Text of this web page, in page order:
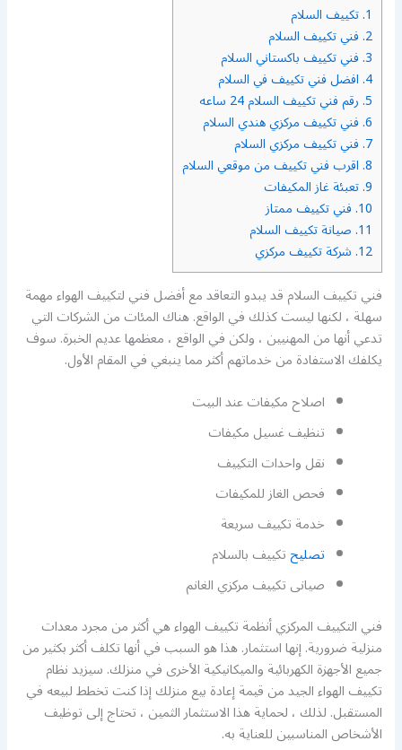
1. تكييف السلام
2. فني تكييف السلام
3. فني تكييف باكستاني السلام
4. افضل فني تكييف في السلام
5. رقم فني تكييف السلام 24 ساعه
6. فني تكييف مركزي هندي السلام
7. فني تكييف مركزي السلام
8. اقرب فني تكييف من موقعي السلام
9. تعبئة غاز المكيفات
10. فني تكييف ممتاز
11. صيانة تكييف السلام
12. شركة تكييف مركزي
فني تكييف السلام قد يبدو التعاقد مع أفضل فني لتكييف الهواء مهمة
سهلة ، لكنها ليست كذلك في الواقع. هناك المئات من الشركات التي
تدعي أنها من المهنيين ، ولكن في الواقع ، معظمها عديم الخبرة. سوف
يكلفك الاستفادة من خدماتهم أكثر مما ينبغي في المقام الأول.
اصلاح مكيفات عند البيت
تنظيف غسيل مكيفات
نقل واحدات التكييف
فحص الغاز للمكيفات
خدمة تكييف سريعة
تصليحتكييف بالسلام
صيانى تكييف مركزي الغانم
فني التكييف المركزي أنظمة تكييف الهواء هي أكثر من مجرد معدات
منزلية ضرورية. إنها استثمار. هذا هو السبب في أنها تكلف أكثر بكثير من
جميع الأجهزة الكهربائية والميكانيكية الأخرى في منزلك. سيزيد نظام
تكييف الهواء الجيد من قيمة إعادة بيع منزلك إذا كنت تخطط لبيعه في
المستقبل. لذلك ، لحماية هذا الاستثمار الثمين ، تحتاج إلى توظيف
الأشخاص المناسبين للعناية به.